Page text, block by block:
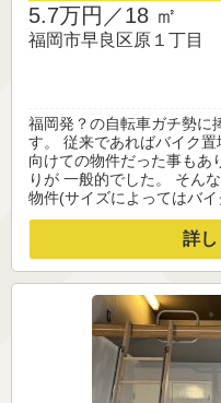
5.7万円／18 ㎡
福岡市早良区原１丁目
福岡発？の自転車ガチ勢に
す。 従来であればバイク
向けての物件だった事もあ
りが 一般的でした。 そん
物件(サイズによってはバイ
詳し